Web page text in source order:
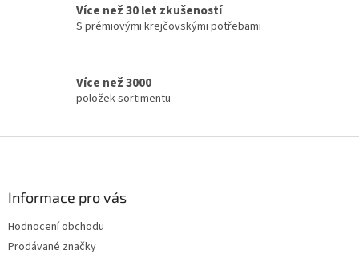
Více než 30 let zkušeností
S prémiovými krejčovskými potřebami
Více než 3000
položek sortimentu
Informace pro vás
Hodnocení obchodu
Prodávané značky